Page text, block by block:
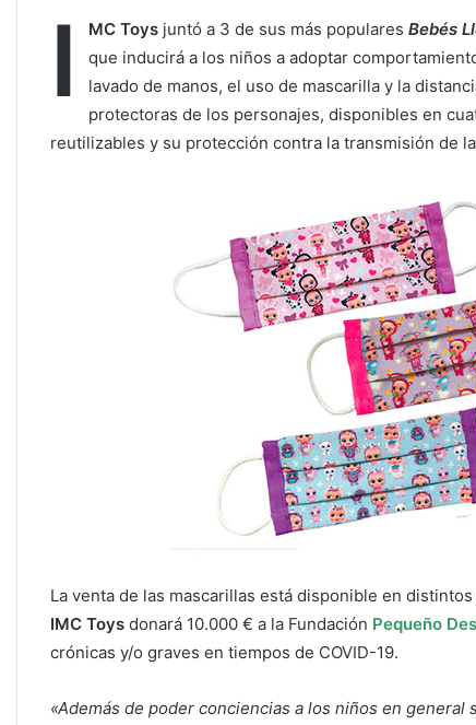
I MC Toys juntó a 3 de sus más populares Bebés
que inducirá a los niños a adoptar
lavado de manos, el uso de mascarilla y la
protectoras de los personajes, disponibles en
reutilizables y su protección contra la transmisión de
La venta de las mascarillas está disponible en
IMC Toys donará 10.000 € a la Fundación Pequeño
crónicas y/o graves en tiempos de COVID-19.
«Además de poder conciencias a los niños en